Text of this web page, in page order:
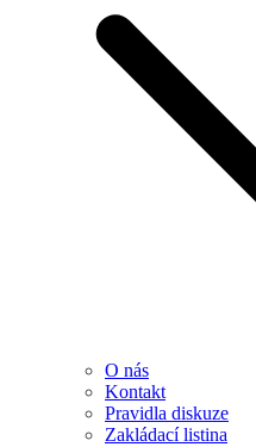
O nás
Kontakt
Pravidla diskuze
Zakládací listina